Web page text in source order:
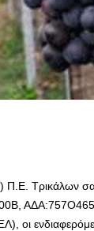
Π.Ε. Τρικάλων
οι